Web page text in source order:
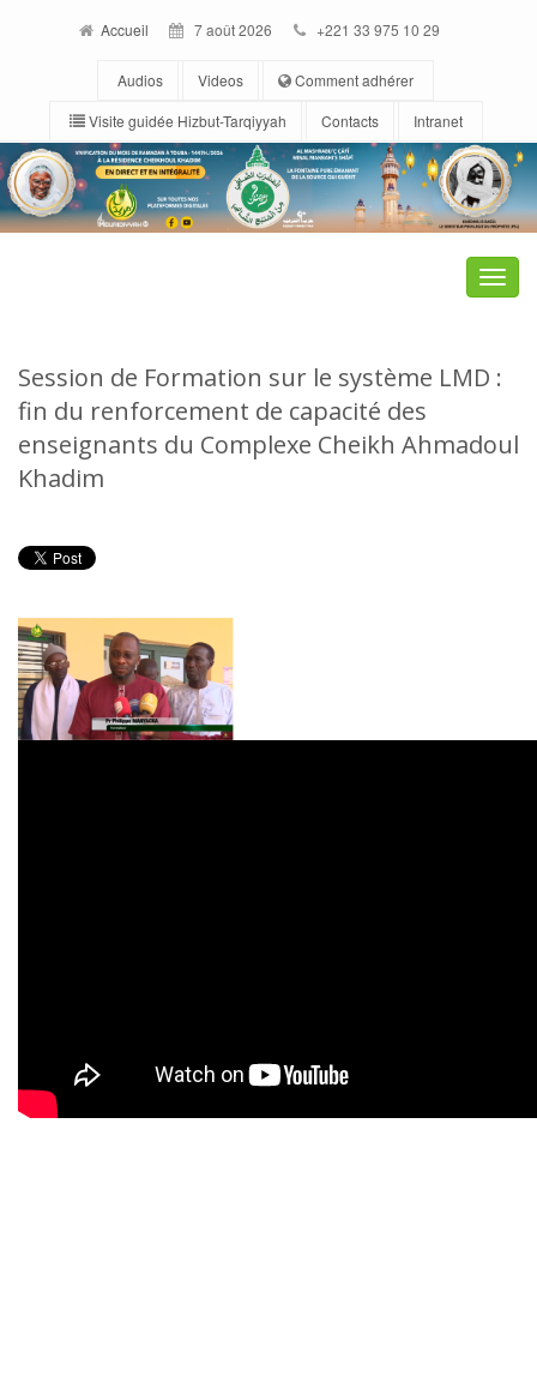
Accueil 7 août 2026 +221 33 975 10 29
Audios Videos
Comment adhérer
Visite guidée Hizbut-Tarqiyyah
Contacts Intranet
Toggle
Session de Formation sur le système LMD :
fin du renforcement de capacité des
enseignants du Complexe Cheikh Ahmadoul
Khadim